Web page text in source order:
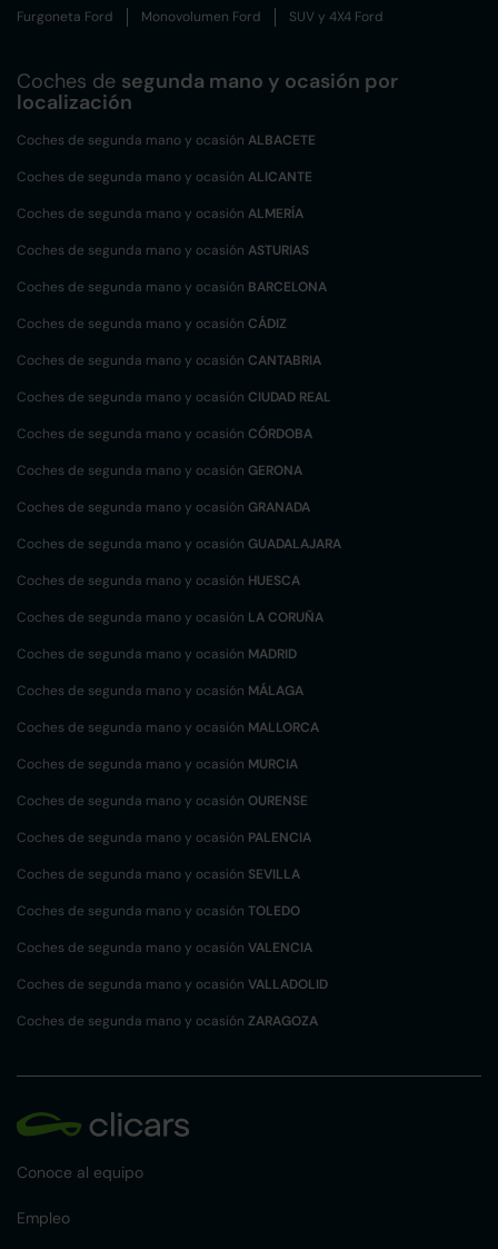
Furgoneta Ford Monovolumen Ford SUV y 4X4 Ford
Coches de segunda mano y ocasión por
localización
Coches de segunda mano y ocasión ALBACETE
Coches de segunda mano y ocasión ALICANTE
Coches de segunda mano y ocasión ALMERÍA
Coches de segunda mano y ocasión ASTURIAS
Coches de segunda mano y ocasión BARCELONA
Coches de segunda mano y ocasión CÁDIZ
Coches de segunda mano y ocasión CANTABRIA
Coches de segunda mano y ocasión CIUDAD REAL
Coches de segunda mano y ocasión CÓRDOBA
Coches de segunda mano y ocasión GERONA
Coches de segunda mano y ocasión GRANADA
Coches de segunda mano y ocasión GUADALAJARA
Coches de segunda mano y ocasión HUESCA
Coches de segunda mano y ocasión LA CORUÑA
Coches de segunda mano y ocasión MADRID
Coches de segunda mano y ocasión MÁLAGA
Coches de segunda mano y ocasión MALLORCA
Coches de segunda mano y ocasión MURCIA
Coches de segunda mano y ocasión OURENSE
Coches de segunda mano y ocasión PALENCIA
Coches de segunda mano y ocasión SEVILLA
Coches de segunda mano y ocasión TOLEDO
Coches de segunda mano y ocasión VALENCIA
Coches de segunda mano y ocasión VALLADOLID
Coches de segunda mano y ocasión ZARAGOZA
Conoce al equipo
Empleo